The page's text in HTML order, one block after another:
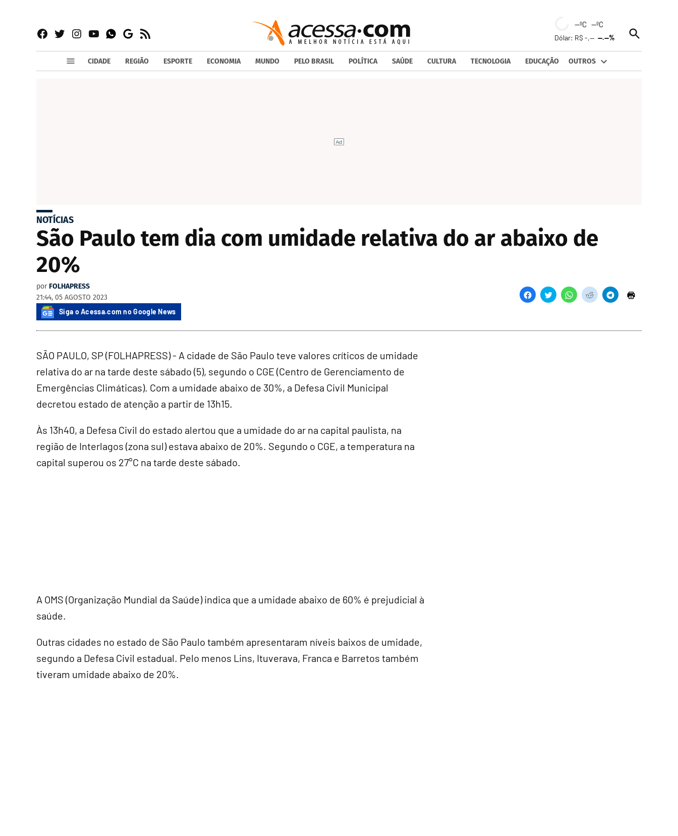
Facebook
TwitterInstagram
YouTubeWhatsapp
Google
News
RSS
--ºC --ºC
Dólar: R$ -,----.--%
Open
Search
CIDADE REGIÃO ESPORTE ECONOMIA MUNDO PELO BRASIL POLÍTICA SAÚDE CULTURA TECNOLOGIA EDUCAÇÃO OUTROS
NOTÍCIAS
São Paulo tem dia com umidade relativa do ar abaixo de
20%
por FOLHAPRESS
21:44, 05 AGOSTO 2023
Siga o Acessa.com no Google News
SÃO PAULO, SP (FOLHAPRESS) - A cidade de São Paulo teve valores críticos de umidade
relativa do ar na tarde deste sábado (5), segundo o CGE (Centro de Gerenciamento de
Emergências Climáticas). Com a umidade abaixo de 30%, a Defesa Civil Municipal
decretou estado de atenção a partir de 13h15.
Às 13h40, a Defesa Civil do estado alertou que a umidade do ar na capital paulista, na
região de Interlagos (zona sul) estava abaixo de 20%. Segundo o CGE, a temperatura na
capital superou os 27°C na tarde deste sábado.
A OMS (Organização Mundial da Saúde) indica que a umidade abaixo de 60% é prejudicial à
saúde.
Outras cidades no estado de São Paulo também apresentaram níveis baixos de umidade,
segundo a Defesa Civil estadual. Pelo menos Lins, Ituverava, Franca e Barretos também
tiveram umidade abaixo de 20%.